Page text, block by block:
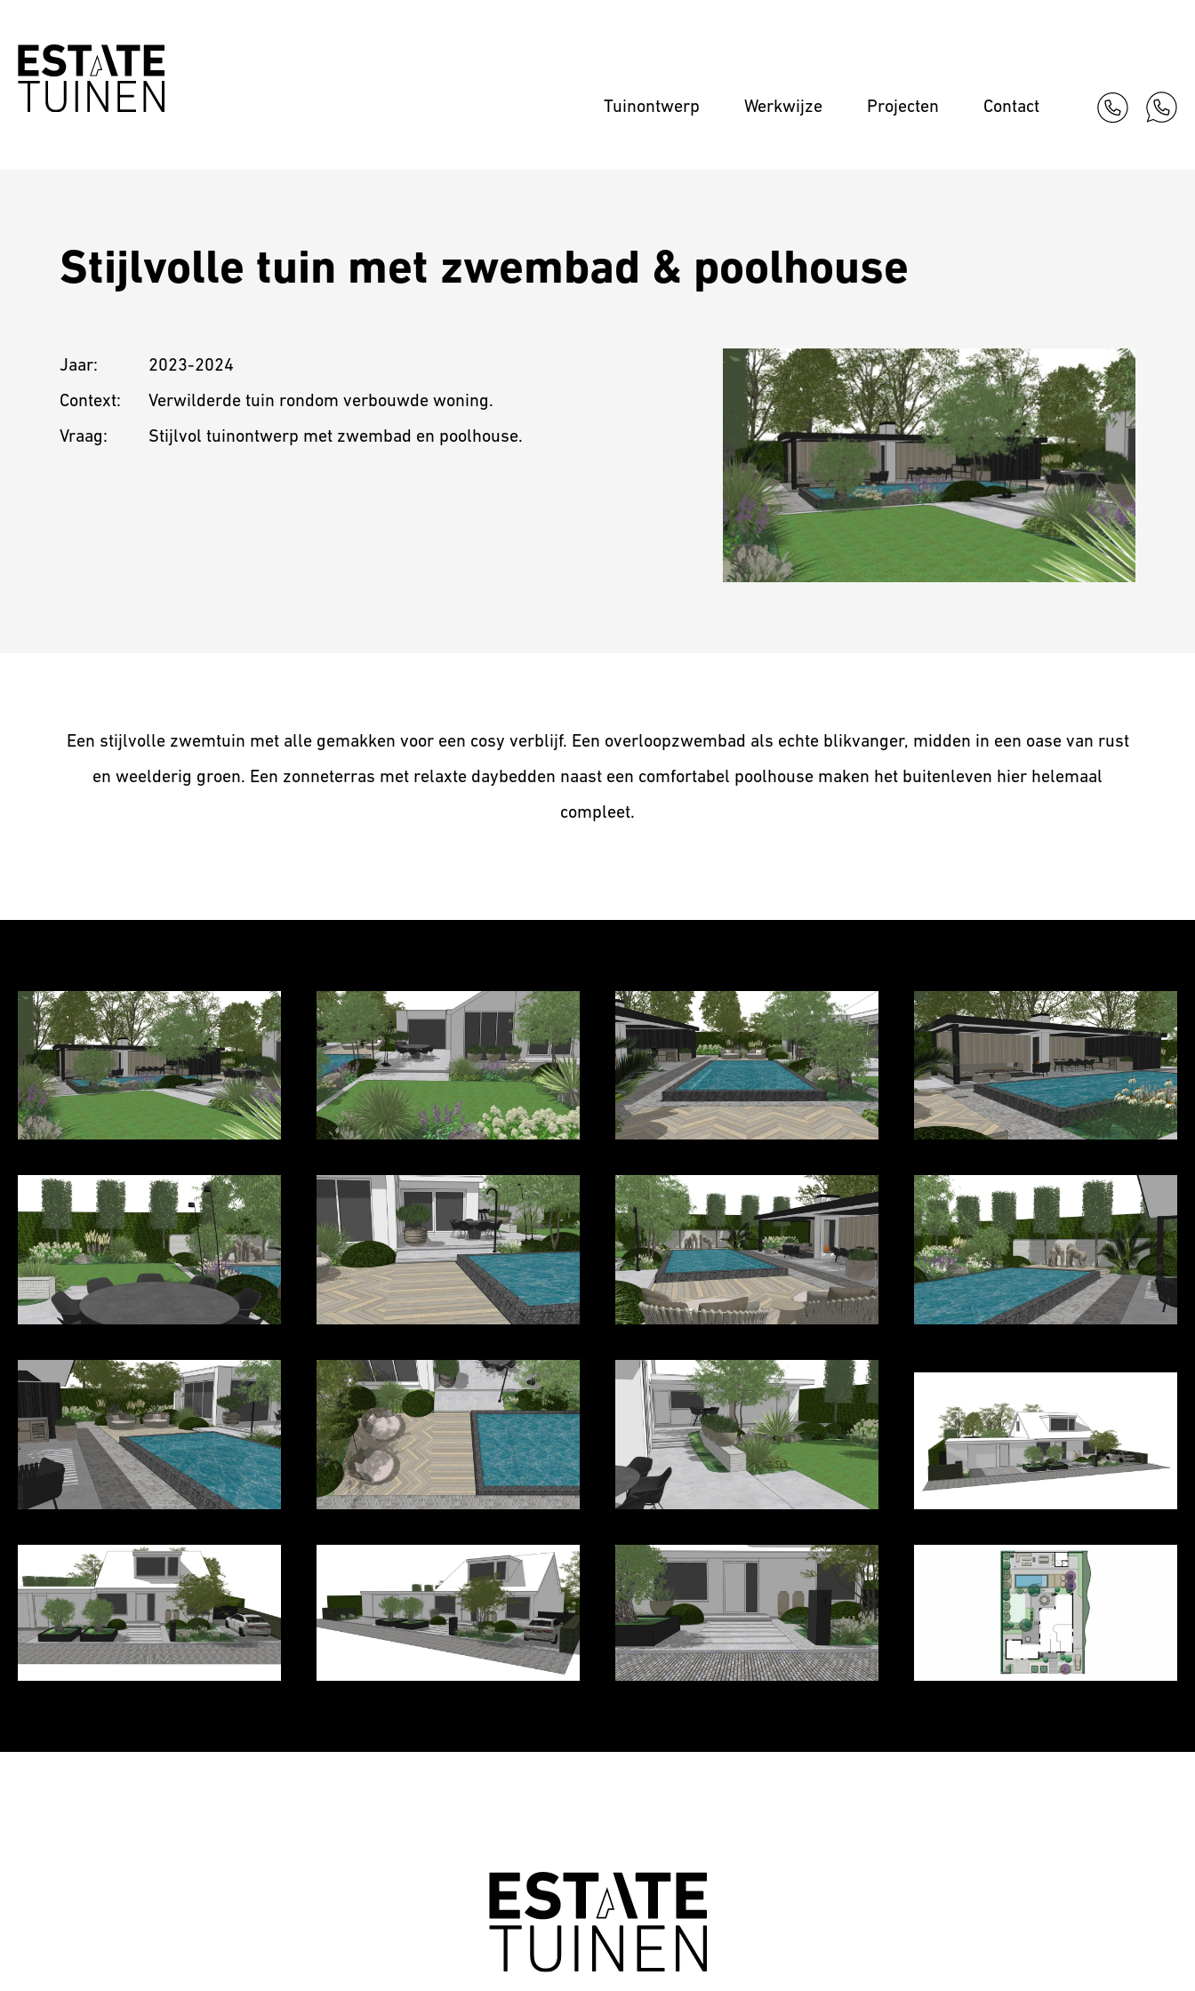
Tuinontwerp Werkwijze Projecten Contact
Stijlvolle tuin met zwembad & poolhouse
Jaar:
2023-2024
Context:
Verwilderde tuin rondom verbouwde woning.
Vraag:
Stijlvol tuinontwerp met zwembad en poolhouse.
Een stijlvolle zwemtuin met alle gemakken voor een cosy verblijf. Een overloopzwembad als echte blikvanger, midden in een oase van rust
en weelderig groen. Een zonneterras met relaxte daybedden naast een comfortabel poolhouse maken het buitenleven hier helemaal
compleet.